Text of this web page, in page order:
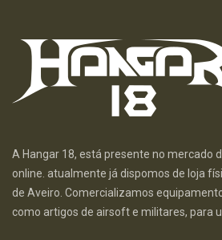
A Hangar 18, está presente no mercado
online. atualmente já dispomos de loja
de Aveiro. Comercializamos
como artigos de airsoft e militares, para